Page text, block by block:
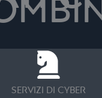
Servizi di Cyber